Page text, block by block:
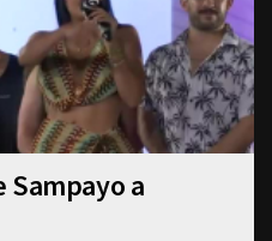
Sampayo a